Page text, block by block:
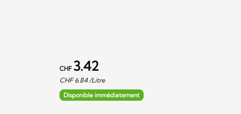
CHF 3.42
CHF6.84/Litre
Disponible immédiatement